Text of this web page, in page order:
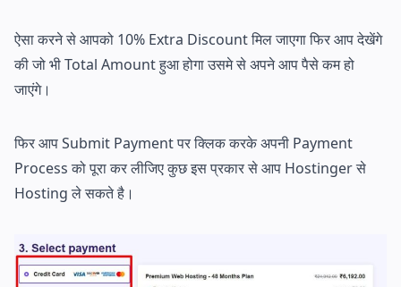
ऐसा करने से आपको 10% Extra Discount मिल जाएगा फिर आप देखेंगे
की जो भी Total Amount हुआ होगा उसमे से अपने आप पैसे कम हो
जाएंगे।
फिर आप Submit Payment पर क्लिक करके अपनी Payment
Process को पूरा कर लीजिए कुछ इस प्रकार से आप Hostinger से
Hosting ले सकते है।